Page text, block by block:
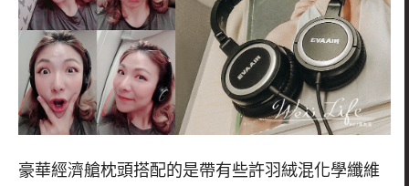
豪華經濟艙枕頭搭配的是帶有些許羽絨混化學纖維